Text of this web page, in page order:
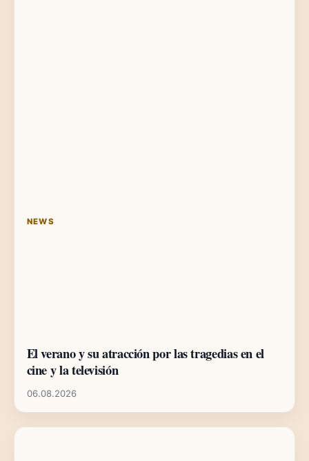
NEWS
El verano y su atracción por las tragedias en el
cine y la televisión
06.08.2026